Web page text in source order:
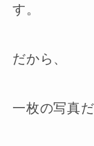
す。
だから、
一枚の写真